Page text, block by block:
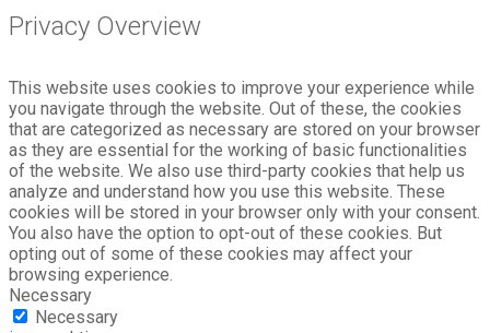
Privacy Overview
This website uses cookies to improve your experience while
you navigate through the website. Out of these, the cookies
that are categorized as necessary are stored on your browser
as they are essential for the working of basic functionalities
of the website. We also use third-party cookies that help us
analyze and understand how you use this website. These
cookies will be stored in your browser only with your consent.
You also have the option to opt-out of these cookies. But
opting out of some of these cookies may affect your
browsing experience.
Necessary
Necessary